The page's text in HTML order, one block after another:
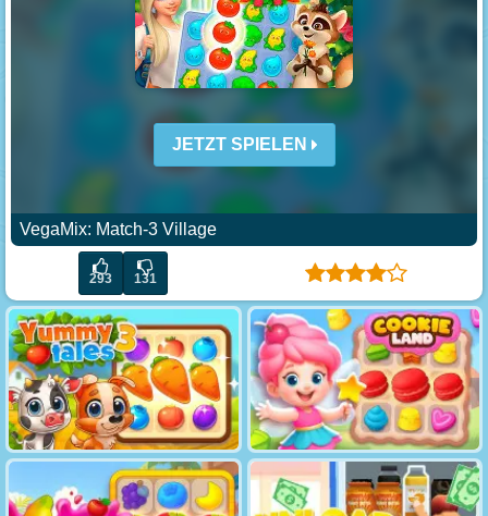
JETZT SPIELEN
VegaMix: Match-3 Village
293 131